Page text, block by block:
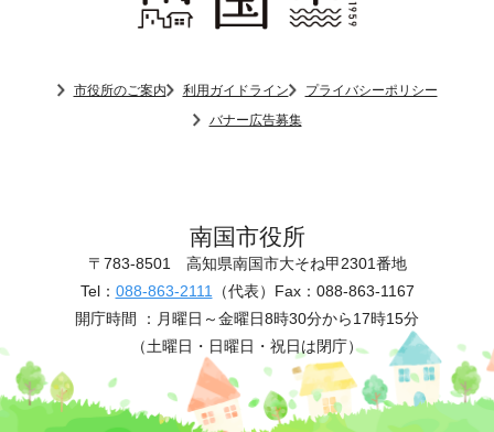
市役所のご案内 利用ガイドライン
プライバシーポリシー
バナー広告募集
南国市役所
〒783-8501 高知県南国市大そね甲2301番地
Tel： 088-863-2111 （代表） Fax：088-863-1167
開庁時間 ： 月曜日～金曜日8時30分から17時15分
（土曜日・日曜日・祝日は閉庁）